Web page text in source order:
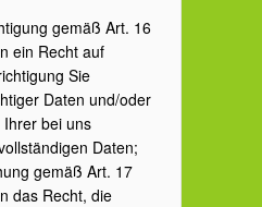
gemäß Art. 16
ein Recht auf
Sie
Daten und/oder
bei uns
Daten;
gemäß Art. 17
das Recht, die